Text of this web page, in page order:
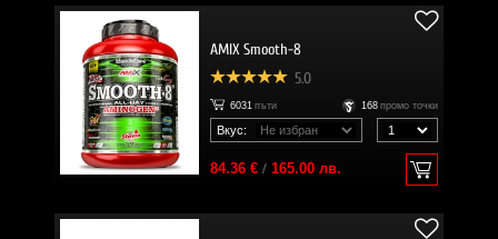
AMIX Smooth-8
5.0
6031 пъти 168 промо точки
Вкус:
84.36 €/ 165.00 лв.